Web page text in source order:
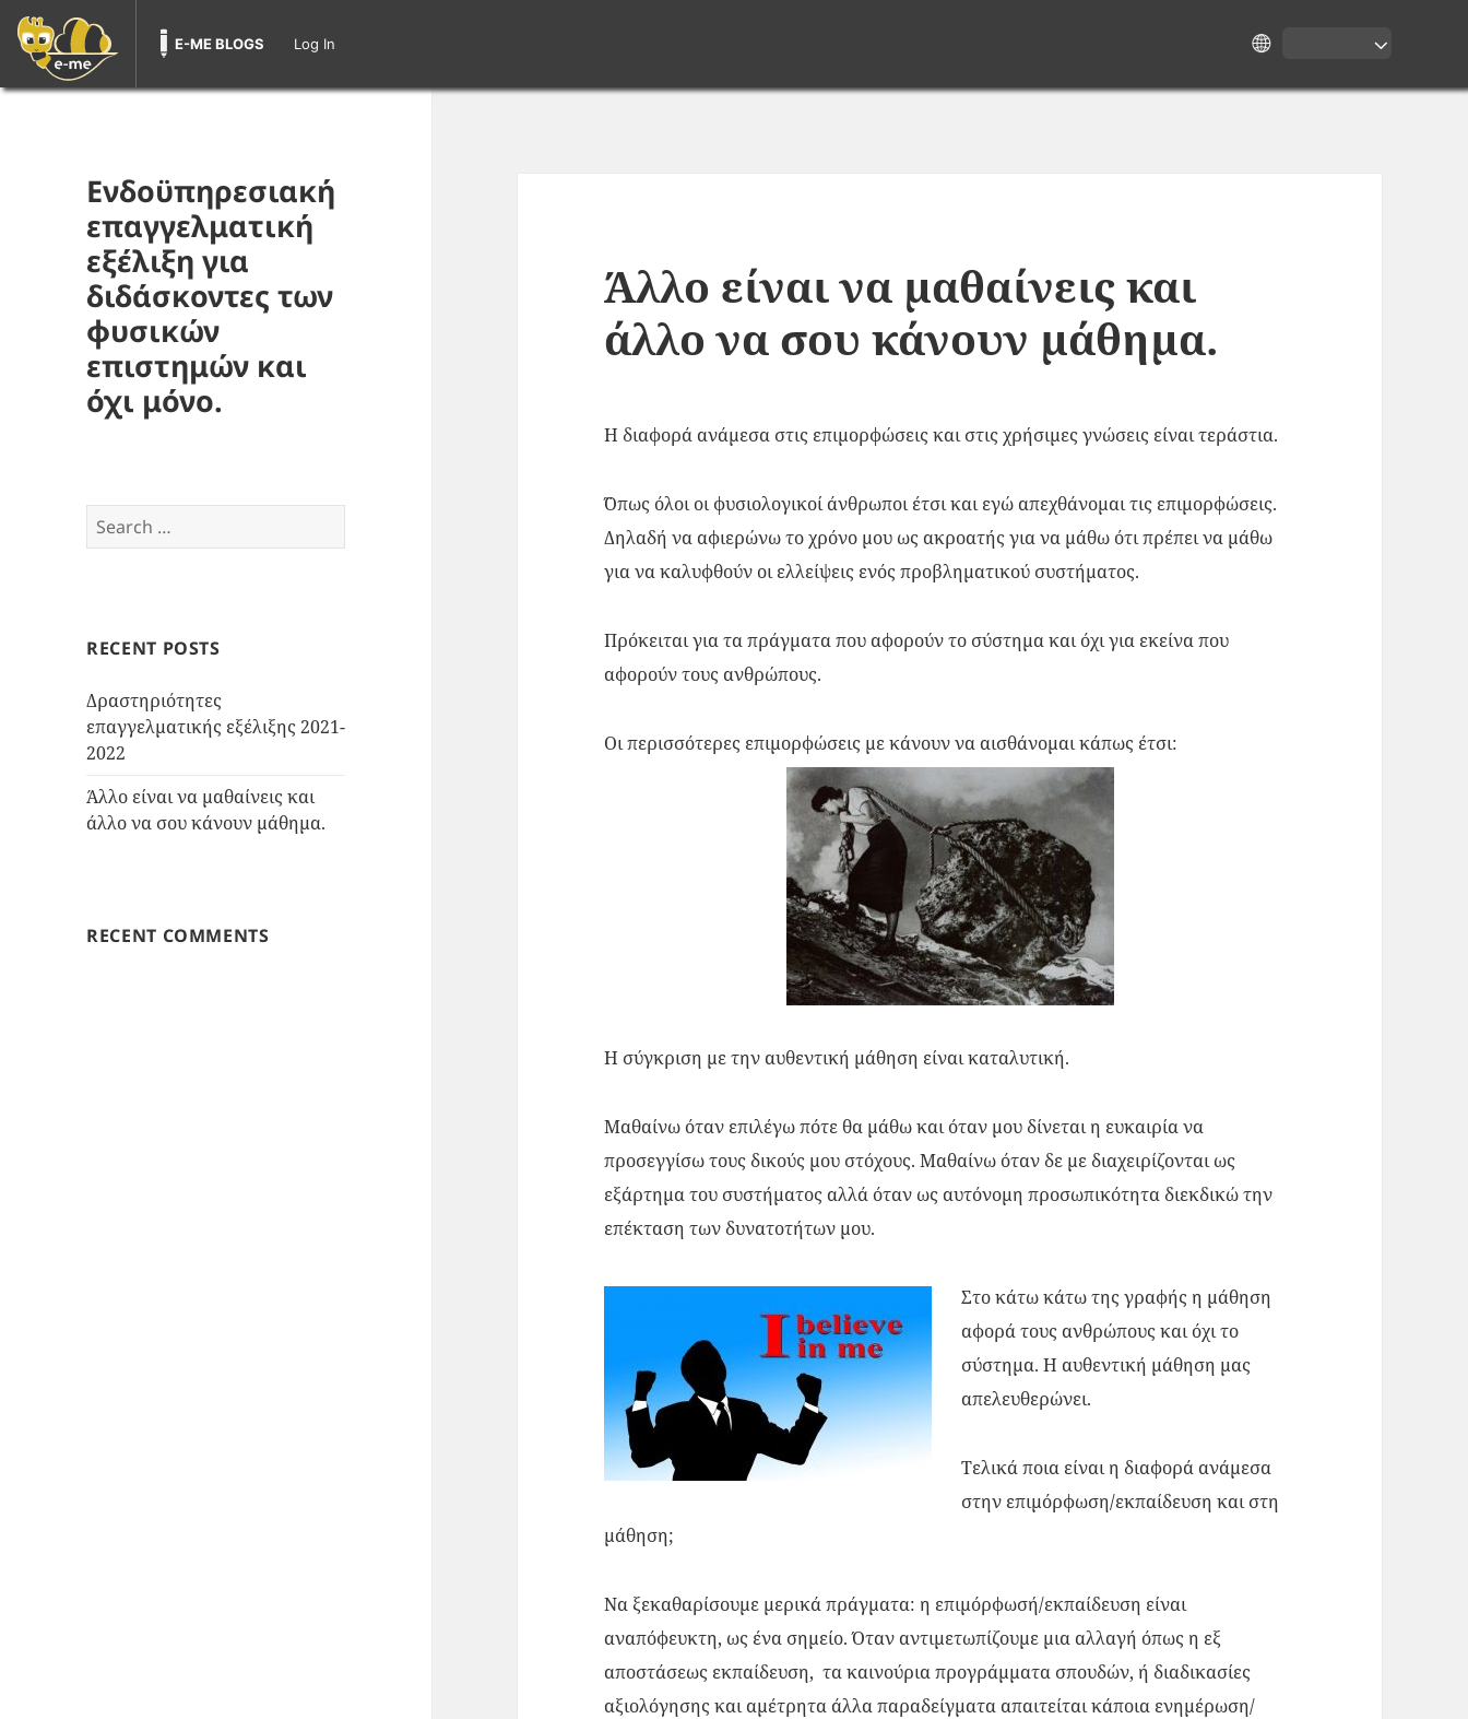
E-ME BLOGS Log In
Ενδοϋπηρεσιακή
επαγγελματική
εξέλιξη για
διδάσκοντες των
φυσικών
επιστημών και
όχι μόνο.
Search
for:
RECENT POSTS
Δραστηριότητες
επαγγελματικής εξέλιξης 2021-
2022
Άλλο είναι να μαθαίνεις και
άλλο να σου κάνουν μάθημα.
RECENT COMMENTS
Άλλο είναι να μαθαίνεις και
άλλο να σου κάνουν μάθημα.
Η διαφορά ανάμεσα στις επιμορφώσεις και στις χρήσιμες γνώσεις είναι τεράστια.
¨Όπως όλοι οι φυσιολογικοί άνθρωποι έτσι και εγώ απεχθάνομαι τις επιμορφώσεις.
Δηλαδή να αφιερώνω το χρόνο μου ως ακροατής για να μάθω ότι πρέπει να μάθω
για να καλυφθούν οι ελλείψεις ενός προβληματικού συστήματος.
Πρόκειται για τα πράγματα που αφορούν το σύστημα και όχι για εκείνα που
αφορούν τους ανθρώπους.
Οι περισσότερες επιμορφώσεις με κάνουν να αισθάνομαι κάπως έτσι:
Η σύγκριση με την αυθεντική μάθηση είναι καταλυτική.
Μαθαίνω όταν επιλέγω πότε θα μάθω και όταν μου δίνεται η ευκαιρία να
προσεγγίσω τους δικούς μου στόχους. Μαθαίνω όταν δε με διαχειρίζονται ως
εξάρτημα του συστήματος αλλά όταν ως αυτόνομη προσωπικότητα διεκδικώ την
επέκταση των δυνατοτήτων μου.
Στο κάτω κάτω της γραφής η μάθηση
αφορά τους ανθρώπους και όχι το
σύστημα. Η αυθεντική μάθηση μας
απελευθερώνει.
Τελικά ποια είναι η διαφορά ανάμεσα
στην επιμόρφωση/εκπαίδευση και στη
μάθηση;
Να ξεκαθαρίσουμε μερικά πράγματα: η επιμόρφωσή/εκπαίδευση είναι
αναπόφευκτη, ως ένα σημείο. Όταν αντιμετωπίζουμε μια αλλαγή όπως η εξ
αποστάσεως εκπαίδευση, τα καινούρια προγράμματα σπουδών, ή διαδικασίες
αξιολόγησης και αμέτρητα άλλα παραδείγματα απαιτείται κάποια ενημέρωση/